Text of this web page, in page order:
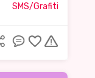
SMS/Grafiti